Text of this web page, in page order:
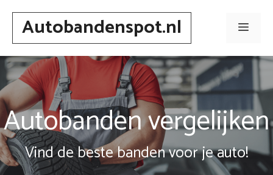
Spring
inhoudAutobandenspot.nl Menu
Autobanden vergelijken
Vind de beste banden voor je auto!